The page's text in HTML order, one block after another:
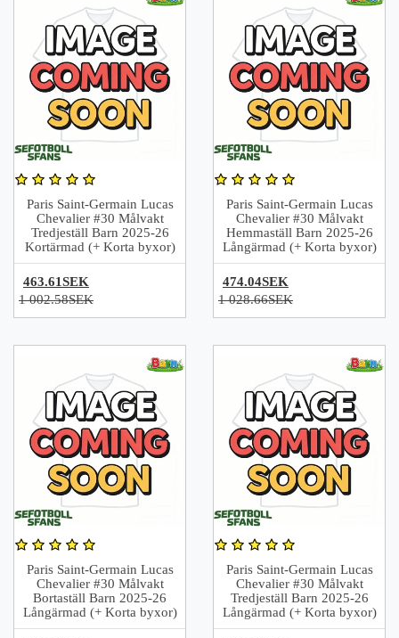
Paris Saint-Germain Lucas
Chevalier #30 Målvakt
Tredjeställ Barn 2025-26
Kortärmad (+ Korta byxor)
463.61SEK
1 002.58SEK
Paris Saint-Germain Lucas
Chevalier #30 Målvakt
Hemmaställ Barn 2025-26
Långärmad (+ Korta byxor)
474.04SEK
1 028.66SEK
Paris Saint-Germain Lucas
Chevalier #30 Målvakt
Bortaställ Barn 2025-26
Långärmad (+ Korta byxor)
Paris Saint-Germain Lucas
Chevalier #30 Målvakt
Tredjeställ Barn 2025-26
Långärmad (+ Korta byxor)